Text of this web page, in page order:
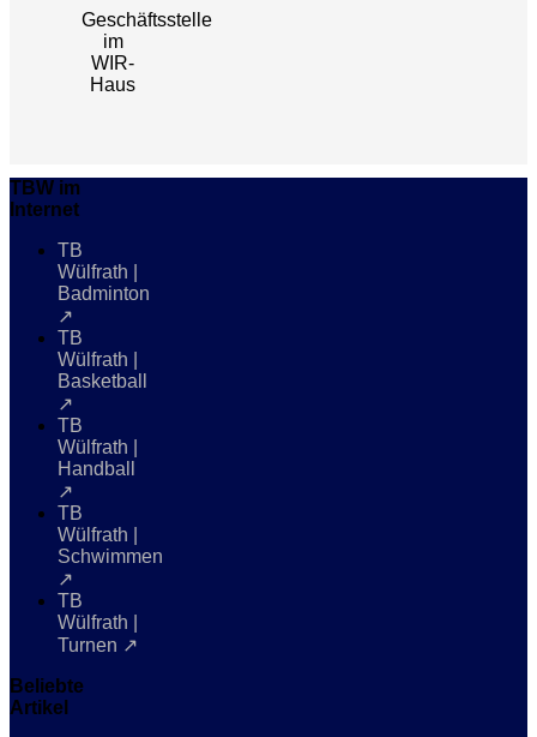
Geschäftsstelle
im
WIR-
Haus
TBW im
Internet
TB
Wülfrath |
Badminton
↗
TB
Wülfrath |
Basketball
↗
TB
Wülfrath |
Handball
↗
TB
Wülfrath |
Schwimmen
↗
TB
Wülfrath |
Turnen ↗
Beliebte
Artikel